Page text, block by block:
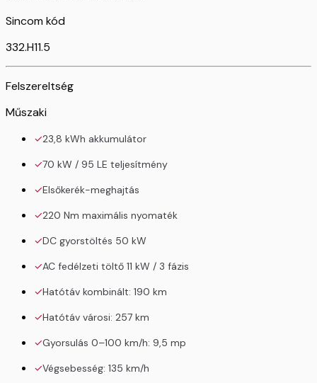
Sincom kód
332.H11.5
Felszereltség
Műszaki
23,8 kWh akkumulátor
70 kW / 95 LE teljesítmény
Elsőkerék-meghajtás
220 Nm maximális nyomaték
DC gyorstöltés 50 kW
AC fedélzeti töltő 11 kW / 3 fázis
Hatótáv kombinált: 190 km
Hatótáv városi: 257 km
Gyorsulás 0–100 km/h: 9,5 mp
Végsebesség: 135 km/h